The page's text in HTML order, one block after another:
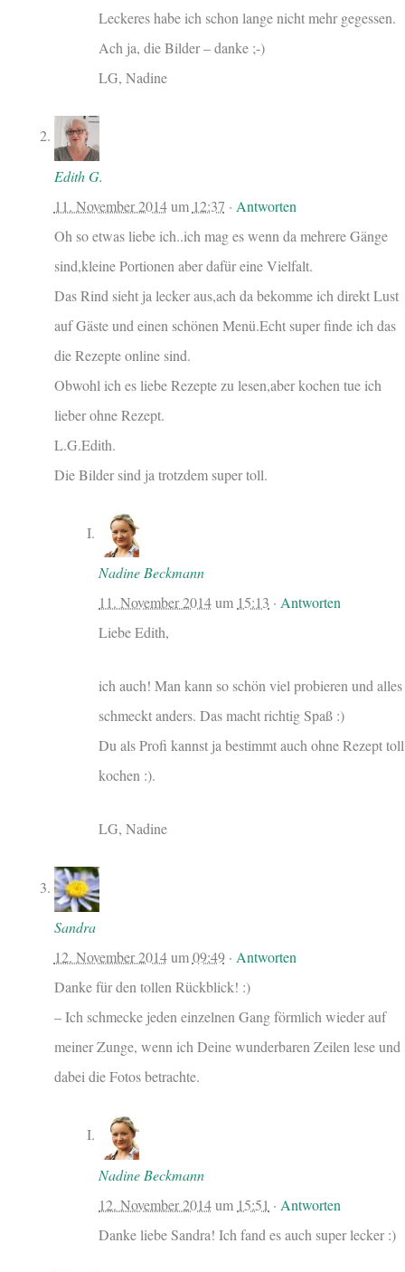
Leckeres habe ich schon lange nicht mehr gegessen.
Ach ja, die Bilder – danke ;-)
LG, Nadine
Edith G.
11. November 2014um 12:37 · Antworten
Oh so etwas liebe ich..ich mag es wenn da mehrere Gänge
sind,kleine Portionen aber dafür eine Vielfalt.
Das Rind sieht ja lecker aus,ach da bekomme ich direkt Lust
auf Gäste und einen schönen Menü.Echt super finde ich das
die Rezepte online sind.
Obwohl ich es liebe Rezepte zu lesen,aber kochen tue ich
lieber ohne Rezept.
L.G.Edith.
Die Bilder sind ja trotzdem super toll.
Nadine Beckmann
11. November 2014um 15:13 ·Antworten
Liebe Edith,
ich auch! Man kann so schön viel probieren und alles
schmeckt anders. Das macht richtig Spaß :)
Du als Profi kannst ja bestimmt auch ohne Rezept toll
kochen :).
LG, Nadine
Sandra
12. November 2014um09:49· Antworten
Danke für den tollen Rückblick! :)
– Ich schmecke jeden einzelnen Gang förmlich wieder auf
meiner Zunge, wenn ich Deine wunderbaren Zeilen lese und
dabei die Fotos betrachte.
Nadine Beckmann
12. November 2014um 15:51 · Antworten
Danke liebe Sandra! Ich fand es auch super lecker :)